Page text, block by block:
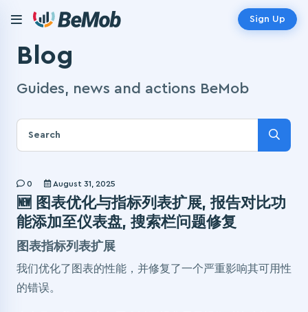
Sign Up
Blog
Guides, news and actions BeMob
0 August 31, 2025
🆕 图表优化与指标列表扩展, 报告对比功
能添加至仪表盘, 搜索栏问题修复
图表指标列表扩展
我们优化了图表的性能，并修复了一个严重影响其可用性
的错误。